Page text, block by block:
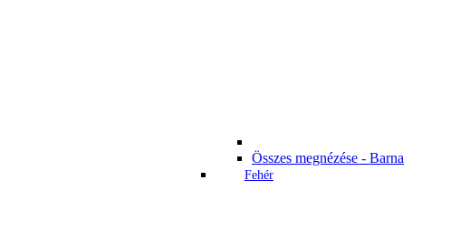
Összes megnézése - Barna
Fehér